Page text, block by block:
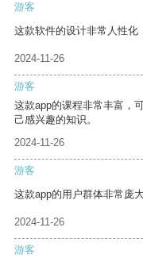
游客
这款软件的设计非常人性化
2024-11-26
游客
这款app的课程非常丰富，
己感兴趣的知识。
2024-11-26
游客
这款app的用户群体非常庞
2024-11-26
游客